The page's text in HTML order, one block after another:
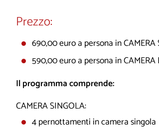
Prezzo:
690,00 euro a persona in CAMERA
590,00 euro a persona in CAMERA
Il programma comprende:
CAMERA SINGOLA:
4 pernottamenti in camera singola